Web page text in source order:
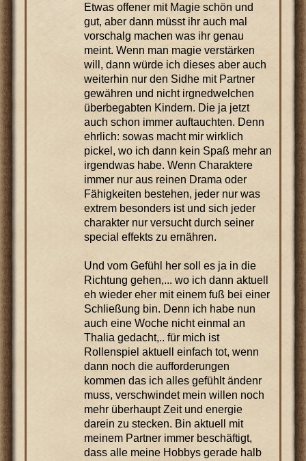
Etwas offener mit Magie schön und
gut, aber dann müsst ihr auch mal
vorschalg machen was ihr genau
meint. Wenn man magie verstärken
will, dann würde ich dieses aber auch
weiterhin nur den Sidhe mit Partner
gewähren und nicht irgnedwelchen
überbegabten Kindern. Die ja jetzt
auch schon immer auftauchten. Denn
ehrlich: sowas macht mir wirklich
pickel, wo ich dann kein Spaß mehr an
irgendwas habe. Wenn Charaktere
immer nur aus reinen Drama oder
Fähigkeiten bestehen, jeder nur was
extrem besonders ist und sich jeder
charakter nur versucht durch seiner
special effekts zu ernähren.
Und vom Gefühl her soll es ja in die
Richtung gehen,... wo ich dann aktuell
eh wieder eher mit einem fuß bei einer
Schließung bin. Denn ich habe nun
auch eine Woche nicht einmal an
Thalia gedacht,.. für mich ist
Rollenspiel aktuell einfach tot, wenn
dann noch die aufforderungen
kommen das ich alles gefühlt ändenr
muss, verschwindet mein willen noch
mehr überhaupt Zeit und energie
darein zu stecken. Bin aktuell mit
meinem Partner immer beschäftigt,
dass alle meine Hobbys gerade halb